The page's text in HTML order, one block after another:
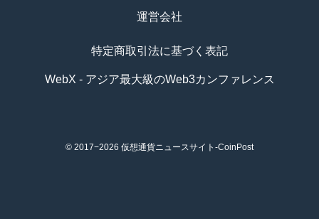
運営会社
特定商取引法に基づく表記
WebX - アジア最大級のWeb3カンファレンス
© 2017−2026 仮想通貨ニュースサイト-CoinPost